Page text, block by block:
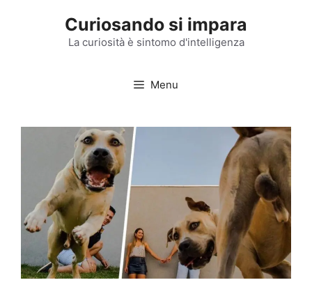
Curiosando si impara
La curiosità è sintomo d'intelligenza
Menu